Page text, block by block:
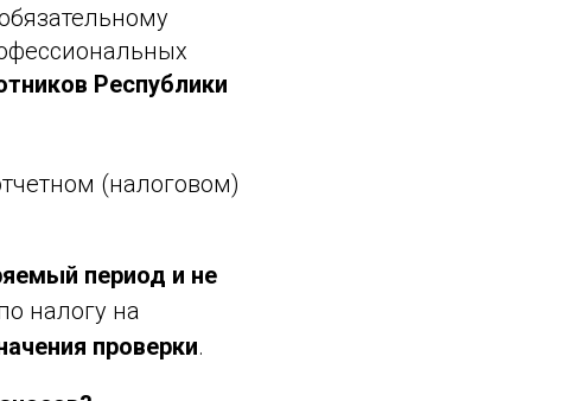
Республики
(налоговом)
период и не
налогу на
проверки.